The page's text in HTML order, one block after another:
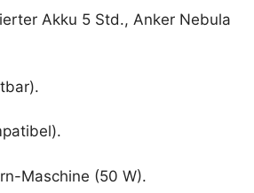
Akku 5 Std., Anker Nebula
Maschine (50 W).